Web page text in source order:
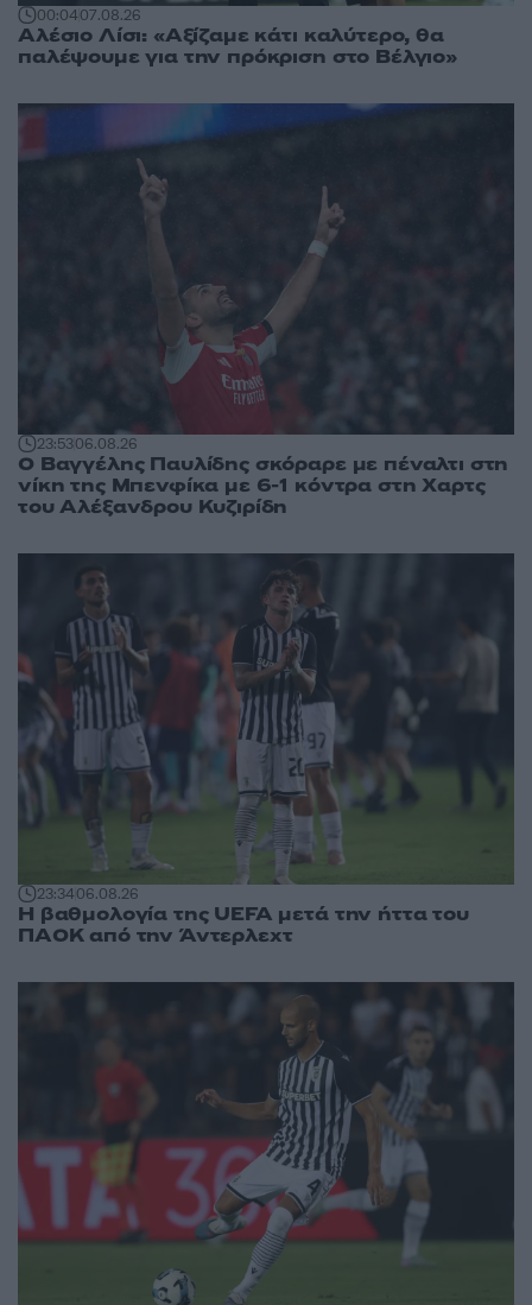
00:0407.08.26
Αλέσιο Λίσι: «Αξίζαμε κάτι καλύτερο, θα
παλέψουμε για την πρόκριση στο Βέλγιο»
23:5306.08.26
Ο Βαγγέλης Παυλίδης σκόραρε με πέναλτι στη
νίκη της Μπενφίκα με 6-1 κόντρα στη Χαρτς
του Αλέξανδρου Κυζιρίδη
23:3406.08.26
Η βαθμολογία της UEFA μετά την ήττα του
ΠΑΟΚ από την Άντερλεχτ